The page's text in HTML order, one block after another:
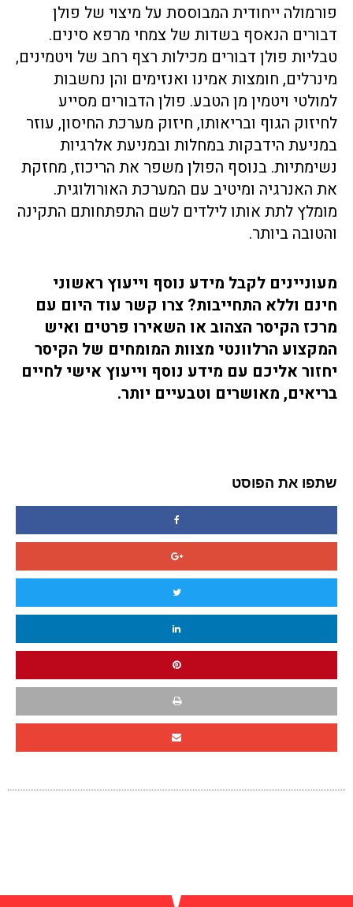
פורמולה ייחודית המבוססת על מיצוי של פולן
דבורים הנאסף בשדות של צמחי מרפא סינים.
טבליות פולן דבורים מכילות רצף רחב של ויטמינים,
מינרלים, חומצות אמינו ואנזימים והן נחשבות
למולטי ויטמין מן הטבע. פולן הדבורים מסייע
לחיזוק הגוף ובריאותו, חיזוק מערכת החיסון, עוזר
במניעת הידבקות במחלות ובמניעת אלרגיות
נשימתיות. בנוסף הפולן משפר את הריכוז, מחזקת
את האנרגיה ומיטיב עם המערכת האורולוגית.
מומלץ לתת אותו לילדים לשם התפתחותם התקינה
והטובה ביותר.
מעוניינים לקבל מידע נוסף וייעוץ ראשוני
חינם וללא התחייבות? צרו קשר עוד היום עם
מרכז הקיסר הצהוב או השאירו פרטים ואיש
המקצוע הרלוונטי מצוות המומחים של הקיסר
יחזור אליכם עם מידע נוסף וייעוץ אישי לחיים
בריאים, מאושרים וטבעיים יותר.
שתפו את הפוסט